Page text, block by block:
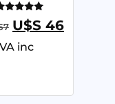
Valorado
con
de 5
U$S 46
inc